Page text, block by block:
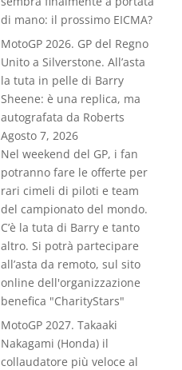
di mano: il prossimo EICMA?
MotoGP 2026. GP del Regno
Unito a Silverstone. All’asta
la tuta in pelle di Barry
Sheene: è una replica, ma
autografata da Roberts
Agosto 7, 2026
Nel weekend del GP, i fan
potranno fare le offerte per
rari cimeli di piloti e team
del campionato del mondo.
C’è la tuta di Barry e tanto
altro. Si potrà partecipare
all’asta da remoto, sul sito
online dell'organizzazione
benefica "CharityStars"
MotoGP 2027. Takaaki
Nakagami (Honda) il
collaudatore più veloce al